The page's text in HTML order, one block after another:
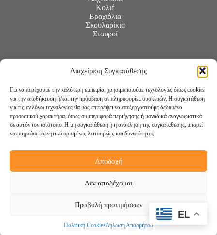
Διαχείριση Συγκατάθεσης
Για να παρέχουμε την καλύτερη εμπειρία, χρησιμοποιούμε τεχνολογίες όπως cookies
για την αποθήκευση ή/και την πρόσβαση σε πληροφορίες συσκευών. Η συγκατάθεση
για τις εν λόγω τεχνολογίες θα μας επιτρέψει να επεξεργαστούμε δεδομένα
προσωπικού χαρακτήρα, όπως συμπεριφορά περιήγησης ή μοναδικά αναγνωριστικά
σε αυτόν τον ιστότοπο. Η μη συγκατάθεση ή η ανάκληση της συγκατάθεσης, μπορεί
να επηρεάσει αρνητικά ορισμένες λειτουργίες και δυνατότητες.
Αποδοχή
Δεν αποδέχομαι
Προβολή προτιμήσεων
Πολιτική CookiesΔήλωση Απορρήτου
Κολιέ
Βραχιόλια
Σκουλαρίκια
Σταυροί
EL